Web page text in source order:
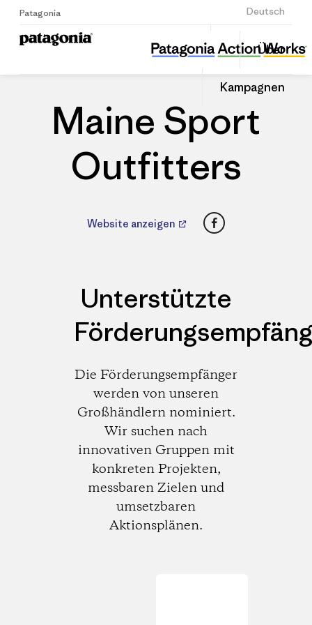
Patagonia Deutsch
Anmelden
Über
Kampagnen
Maine Sport Outfitters
Diesen
Beitrag
Auf
teilen
Maine Sport
Outfitters
Website anzeigen Facebook
Unterstützte
Die Förderungsempfänger
werden von unseren
Großhändlern nominiert.
Wir suchen nach
innovativen Gruppen mit
konkreten Projekten,
messbaren Zielen und
umsetzbaren
Aktionsplänen.